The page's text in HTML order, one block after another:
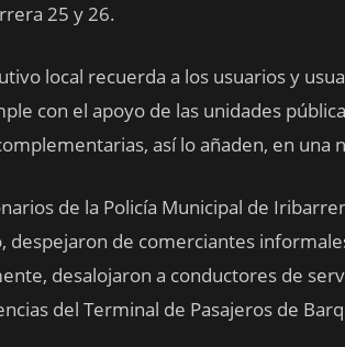
25 y 26.
local recuerda a los usuarios y
con el apoyo de las unidades
así lo añaden, en una
de la Policía Municipal de
despejaron de comerciantes
desalojaron a conductores de
del Terminal de Pasajeros de